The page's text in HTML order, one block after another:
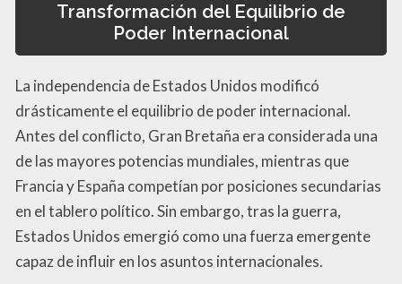
Transformación del Equilibrio de
Poder Internacional
La independencia de Estados Unidos modificó
drásticamente el equilibrio de poder internacional.
Antes del conflicto, Gran Bretaña era considerada una
de las mayores potencias mundiales, mientras que
Francia y España competían por posiciones secundarias
en el tablero político. Sin embargo, tras la guerra,
Estados Unidos emergió como una fuerza emergente
capaz de influir en los asuntos internacionales.